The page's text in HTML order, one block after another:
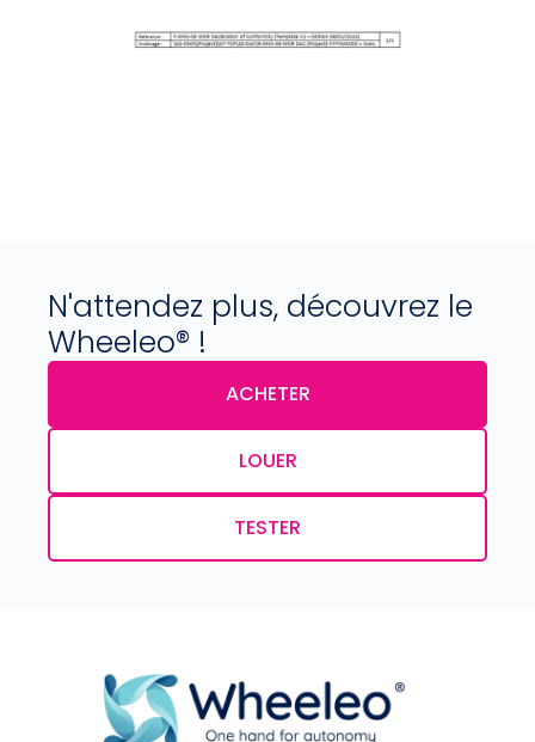
N'attendez plus, découvrez le
Wheeleo® !
ACHETER
LOUER
TESTER